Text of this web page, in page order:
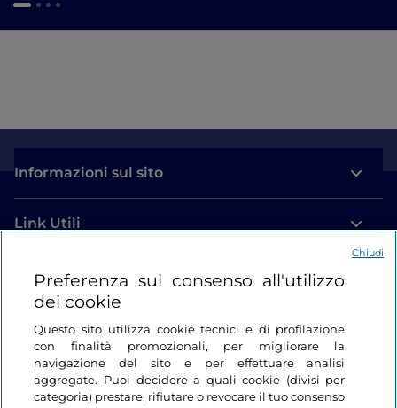
Informazioni sul sito
Link Utili
Login
Restiamo in contatto
Preferenza sul consenso all'utilizzo
dei cookie
Questo sito utilizza cookie tecnici e di profilazione
con finalità promozionali, per migliorare la
navigazione del sito e per effettuare analisi
aggregate. Puoi decidere a quali cookie (divisi per
categoria) prestare, rifiutare o revocare il tuo consenso
Chiudi